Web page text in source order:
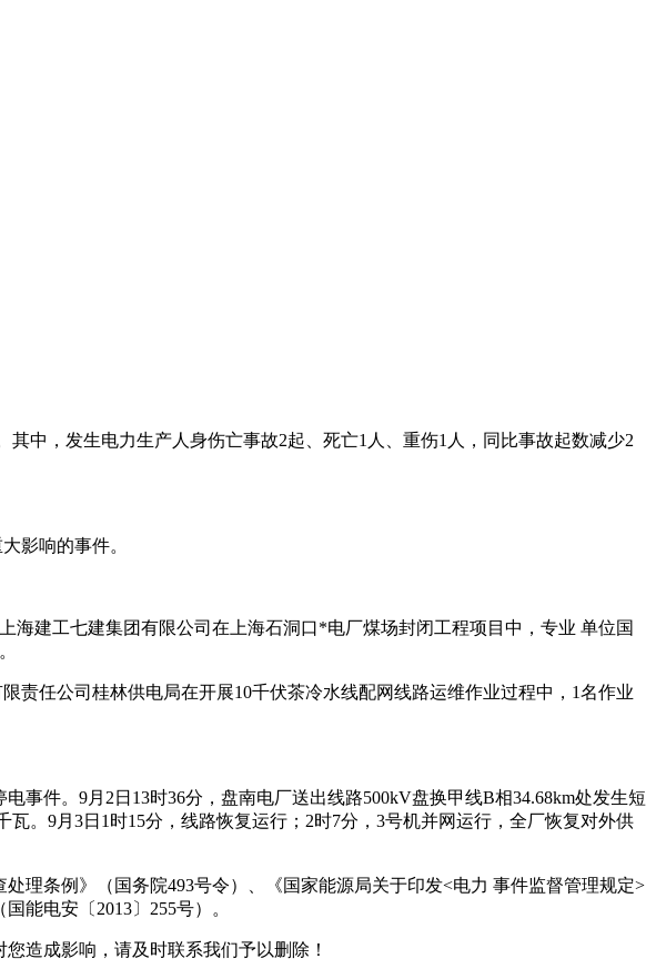
中，发生电力生产人身伤亡事故2起、死亡1人、重伤1人，同比事故起数减少2
影响的事件。
海建工七建集团有限公司在上海石洞口*电厂煤场封闭工程项目中，专业 单位国
责任公司桂林供电局在开展10千伏茶冷水线配网线路运维作业过程中，1名作业
件。9月2日13时36分，盘南电厂送出线路500kV盘换甲线B相34.68km处发生短
。9月3日1时15分，线路恢复运行；2时7分，3号机并网运行，全厂恢复对外供
理条例》（国务院493号令）、《国家能源局关于印发<电力 事件监督管理规定>
能电安〔2013〕255号）。
造成影响，请及时联系我们予以删除！